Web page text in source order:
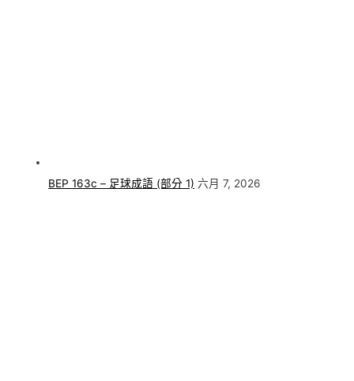
BEP 163c – 足球成語 (部分 1) 六月 7, 2026